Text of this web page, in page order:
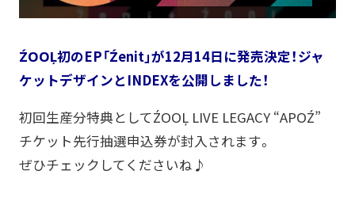
ŹOOĻ初のEP「Źenit」が12月14日に発売決定！ジャ
ケットデザインとINDEXを公開しました！
初回生産分特典としてŹOOĻ LIVE LEGACY “APOŹ”
チケット先行抽選申込券が封入されます。
ぜひチェックしてくださいね♪